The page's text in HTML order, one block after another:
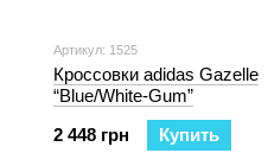
Артикул: 1525
Кроссовки adidas Gazelle
“Blue/White-Gum”
2 448 грн
Купить